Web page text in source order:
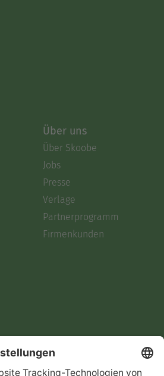
Über uns
Über Skoobe
Jobs
Presse
Verlage
Partnerprogramm
Firmenkunden